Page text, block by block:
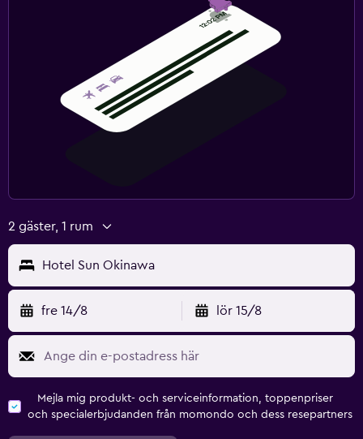
2 gäster, 1 rum
Hotel Sun Okinawa
fre 14/8 lör 15/8
Mejla mig produkt- och serviceinformation, toppenpriser
och specialerbjudanden från momondo och dess resepartners